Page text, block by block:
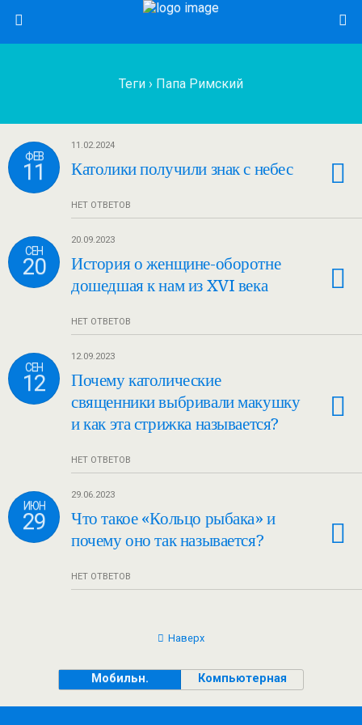
Теги › Папа Римский
ФЕВ
11
11.02.2024
Католики получили знак с небес
НЕТ ОТВЕТОВ
СЕН
20
20.09.2023
История о женщине-оборотне
дошедшая к нам из XVI века
НЕТ ОТВЕТОВ
СЕН
12
12.09.2023
Почему католические
священники выбривали макушку
и как эта стрижка называется?
НЕТ ОТВЕТОВ
ИЮН
29
29.06.2023
Что такое «Кольцо рыбака» и
почему оно так называется?
НЕТ ОТВЕТОВ
Наверх
Мобильн. Компьютерная